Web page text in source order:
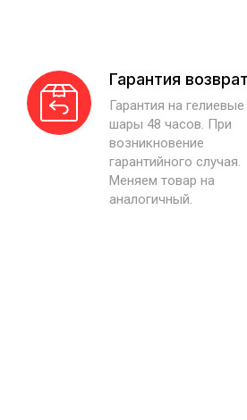
Гарантия
Гарантия на гелиевые
шары 48 часов. При
возникновение
гарантийного случая.
Меняем товар на
аналогичный.